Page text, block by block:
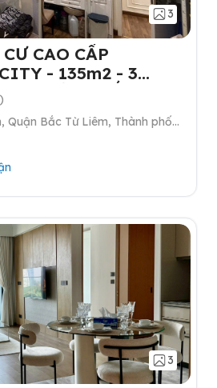
3
CAO CẤP
- 135m2 - 3
NỘI THẤT- 2
Quận Bắc Từ Liêm, Thành phố
3